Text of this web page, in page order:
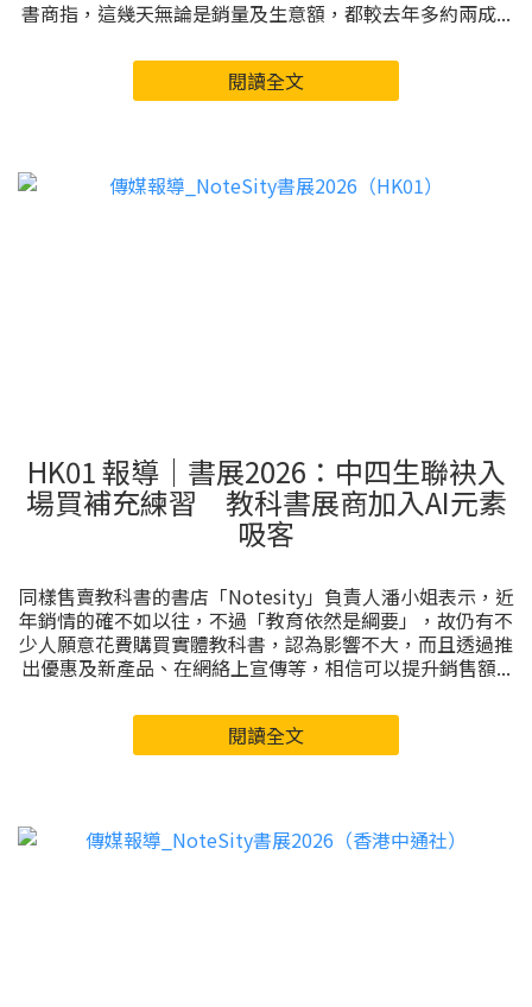
書商指，這幾天無論是銷量及生意額，都較去年多約兩成...
閱讀全文
HK01 報導｜書展2026：中四生聯袂入
場買補充練習 教科書展商加入AI元素
吸客
同樣售賣教科書的書店「Notesity」負責人潘小姐表示，近
年銷情的確不如以往，不過「教育依然是綱要」，故仍有不
少人願意花費購買實體教科書，認為影響不大，而且透過推
出優惠及新產品、在網絡上宣傳等，相信可以提升銷售額...
閱讀全文